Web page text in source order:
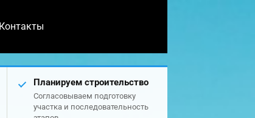
Контакты
Планируем строительство
Согласовываем подготовку
участка и последовательность